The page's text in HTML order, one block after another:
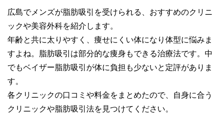
広島でメンズが脂肪吸引を受けられる、おすすめのクリニ
ックや美容外科を紹介します。
年齢と共に太りやすく、痩せにくい体になり体型に悩みま
すよね。脂肪吸引は部分的な痩身もできる治療法です。中
でもベイザー脂肪吸引が体に負担も少ないと定評がありま
す。
各クリニックの口コミや料金をまとめたので、自身に合う
クリニックや脂肪吸引法を見つけてください。